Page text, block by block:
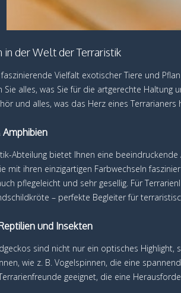
der Welt der Terraristik
Vielfalt exotischer Tiere und
Sie alles, was Sie für die artgerechte
und alles, was das Herz eines Terrarianers
Amphibien
Abteilung bietet Ihnen eine
mit ihren einzigartigen Farbwechseln
pflegeleicht und sehr gesellig. Für
– perfekte Begleiter für
und Insekten
sind nicht nur ein optisches
wie z. B. Vogelspinnen, die eine
geeignet, die eine